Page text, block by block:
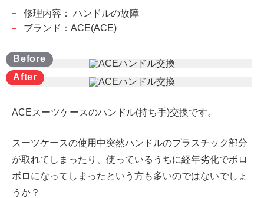
修理内容：
ハンドルの故障
ブランド：ACE(ACE)
ACEスーツケースのハンドル(持ち手)交換です。
スーツケースの使用中突然ハンドルのプラスチック部分
が取れてしまったり、使っているうちに経年劣化でボロ
ボロになってしまったという方も多いのではないでしょ
うか？